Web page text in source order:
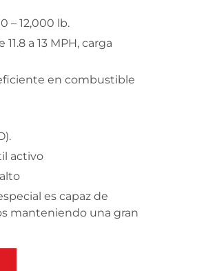
– 12,000 lb.
a 13 MPH, carga
en combustible
activo
es capaz de
manteniendo una gran